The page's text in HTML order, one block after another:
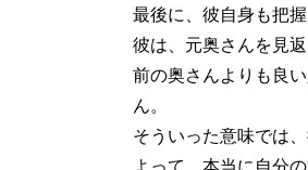
最後に、彼自身も把
彼は、元奥さんを見
前の奥さんよりも良
ん。
そういった意味では
よって、本当に自分